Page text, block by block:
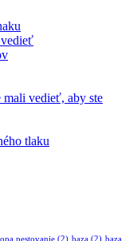
vedieť, aby ste
tlaku
pestovanie (2) baza (2) baza